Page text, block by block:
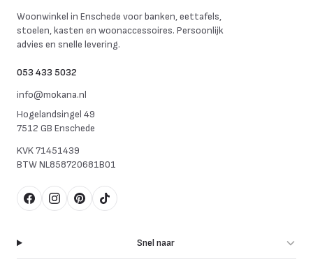
Woonwinkel in Enschede voor banken, eettafels,
stoelen, kasten en woonaccessoires. Persoonlijk
advies en snelle levering.
053 433 5032
info@mokana.nl
Hogelandsingel 49
7512 GB Enschede
KVK71451439
BTWNL858720681B01
FacebookInstagram
Pinterest
TikTok
Snel naar